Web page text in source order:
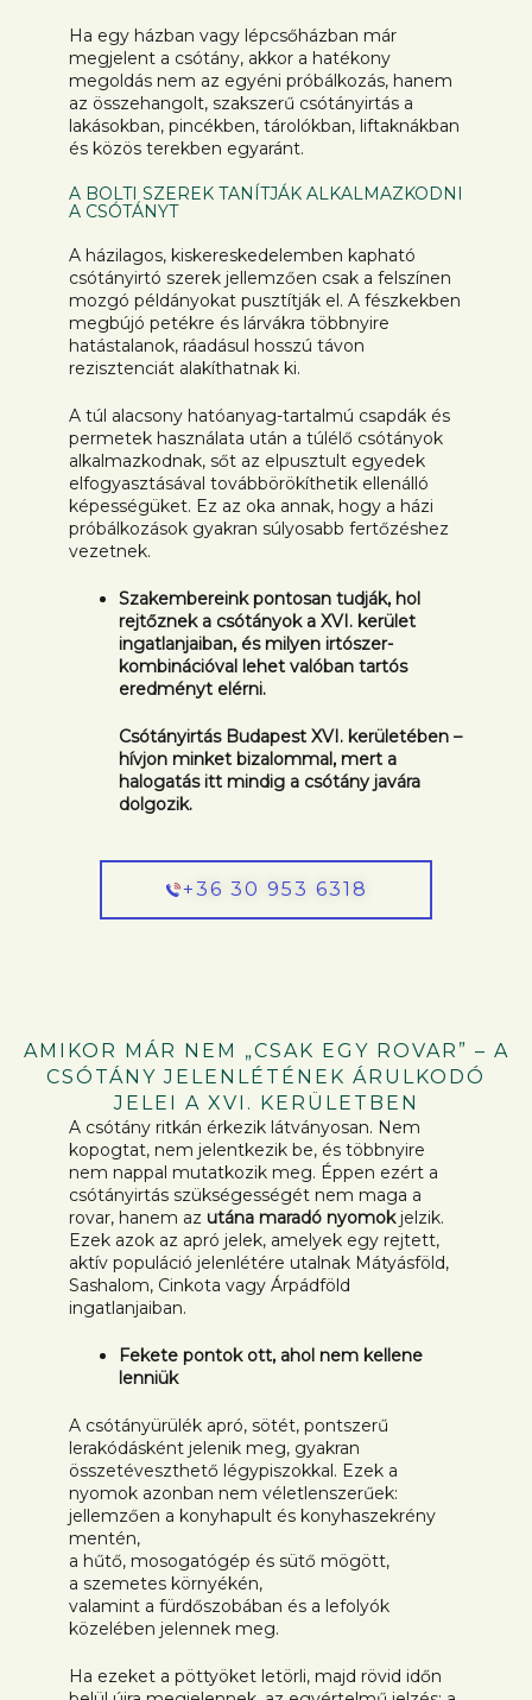
Ha egy házban vagy lépcsőházban már
megjelent a csótány, akkor a hatékony
megoldás nem az egyéni próbálkozás, hanem
az összehangolt, szakszerű csótányirtás a
lakásokban, pincékben, tárolókban, liftaknákban
és közös terekben egyaránt.
A BOLTI SZEREK TANÍTJÁK ALKALMAZKODNI
A CSÓTÁNYT
A házilagos, kiskereskedelemben kapható
csótányirtó szerek jellemzően csak a felszínen
mozgó példányokat pusztítják el. A fészkekben
megbújó petékre és lárvákra többnyire
hatástalanok, ráadásul hosszú távon
rezisztenciát alakíthatnak ki.
A túl alacsony hatóanyag-tartalmú csapdák és
permetek használata után a túlélő csótányok
alkalmazkodnak, sőt az elpusztult egyedek
elfogyasztásával továbbörökíthetik ellenálló
képességüket. Ez az oka annak, hogy a házi
próbálkozások gyakran súlyosabb fertőzéshez
vezetnek.
Szakembereink pontosan tudják, hol
rejtőznek a csótányok a XVI. kerület
ingatlanjaiban, és milyen irtószer-
kombinációval lehet valóban tartós
eredményt elérni.
Csótányirtás Budapest XVI. kerületében –
hívjon minket bizalommal, mert a
halogatás itt mindig a csótány javára
dolgozik.
+36 30 953 6318
AMIKOR MÁR NEM „CSAK EGY ROVAR” – A
CSÓTÁNY JELENLÉTÉNEK ÁRULKODÓ
JELEI A XVI. KERÜLETBEN
A csótány ritkán érkezik látványosan. Nem
kopogtat, nem jelentkezik be, és többnyire
nem nappal mutatkozik meg. Éppen ezért a
csótányirtás szükségességét nem maga a
rovar, hanem az utána maradó nyomokjelzik.
Ezek azok az apró jelek, amelyek egy rejtett,
aktív populáció jelenlétére utalnak Mátyásföld,
Sashalom, Cinkota vagy Árpádföld
ingatlanjaiban.
Fekete pontok ott, ahol nem kellene
lenniük
A csótányürülék apró, sötét, pontszerű
lerakódásként jelenik meg, gyakran
összetéveszthető légypiszokkal. Ezek a
nyomok azonban nem véletlenszerűek:
jellemzően a konyhapult és konyhaszekrény
mentén,
a hűtő, mosogatógép és sütő mögött,
a szemetes környékén,
valamint a fürdőszobában és a lefolyók
közelében jelennek meg.
Ha ezeket a pöttyöket letörli, majd rövid időn